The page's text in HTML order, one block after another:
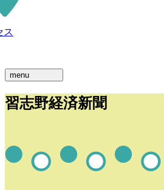
ス
menu
習志野経済新聞